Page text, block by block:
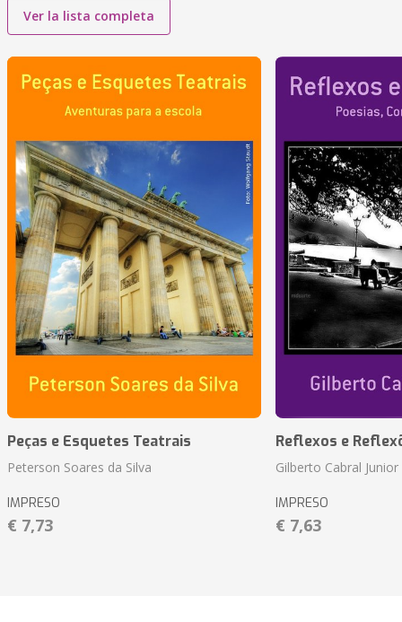
Ver la lista completa
Peças e Esquetes Teatrais
Peterson Soares da Silva
IMPRESO
€ 7,73
Reflexos e
Gilberto Cabral Junior
IMPRESO
€ 7,63